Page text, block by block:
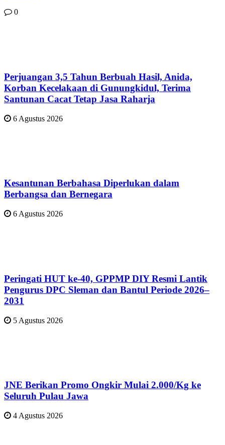
0
Perjuangan 3,5 Tahun Berbuah Hasil, Anida,
Korban Kecelakaan di Gunungkidul, Terima
Santunan Cacat Tetap Jasa Raharja
6 Agustus 2026
Kesantunan Berbahasa Diperlukan dalam
Berbangsa dan Bernegara
6 Agustus 2026
Peringati HUT ke-40, GPPMP DIY Resmi Lantik
Pengurus DPC Sleman dan Bantul Periode 2026–
2031
5 Agustus 2026
JNE Berikan Promo Ongkir Mulai 2.000/Kg ke
Seluruh Pulau Jawa
4 Agustus 2026